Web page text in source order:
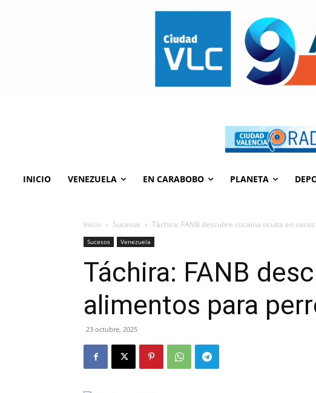
INICIO VENEZUELA EN CARABOBO PLANETA
Inicio Sucesos Táchira: FANB descubre cocaína oculta en
Sucesos Venezuela
Táchira: FANB
alimentos para
23 octubre, 2025